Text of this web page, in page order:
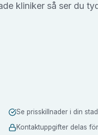
kliniker så ser du
Se prisskillnader i din stad
Kontaktuppgifter delas